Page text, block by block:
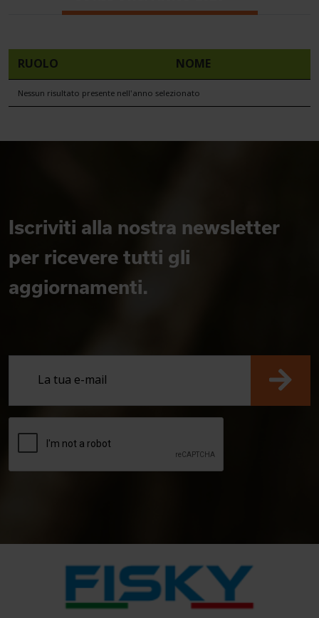
RUOLO NOME
Nessun risultato presente nell'anno selezionato
Iscriviti alla nostra newsletter
per ricevere tutti gli
aggiornamenti.